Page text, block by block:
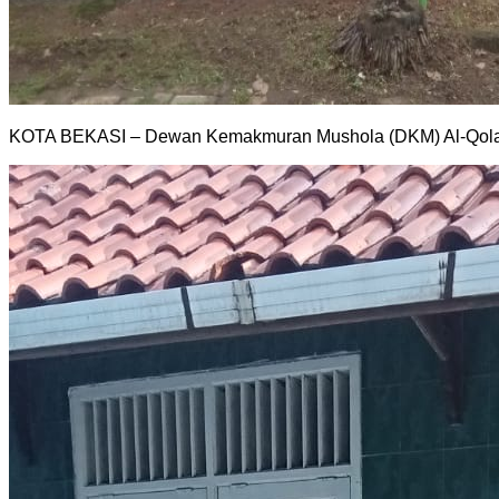
KOTA BEKASI – Dewan Kemakmuran Mushola (DKM) Al-